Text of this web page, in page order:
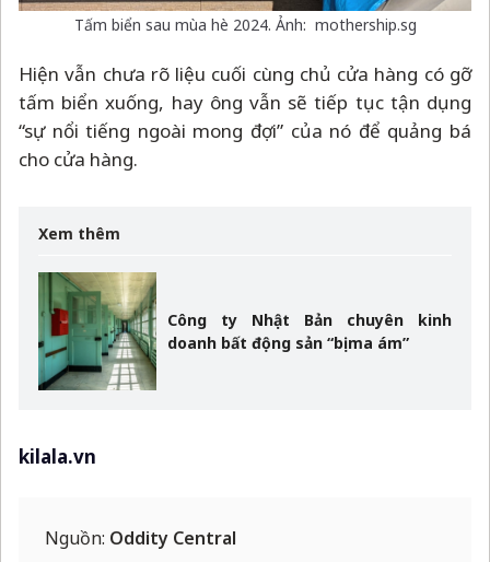
Tấm biển sau mùa hè 2024. Ảnh: mothership.sg
Hiện vẫn chưa rõ liệu cuối cùng chủ cửa hàng có gỡ
tấm biển xuống, hay ông vẫn sẽ tiếp tục tận dụng
“sự nổi tiếng ngoài mong đợi” của nó để quảng bá
cho cửa hàng.
Xem thêm
Công ty Nhật Bản chuyên kinh
doanh bất động sản “bị ma ám”
kilala.vn
Nguồn: Oddity Central